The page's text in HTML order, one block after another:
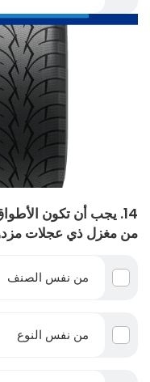
14. يجب أن تكون
من مغزل ذي عجلات
من نفس الصنف
من نفس النوع